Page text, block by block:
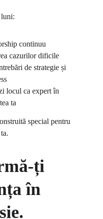
continuu
cazurilor dificile
de strategie și
locul ca expert în
ta
special pentru
ți
în